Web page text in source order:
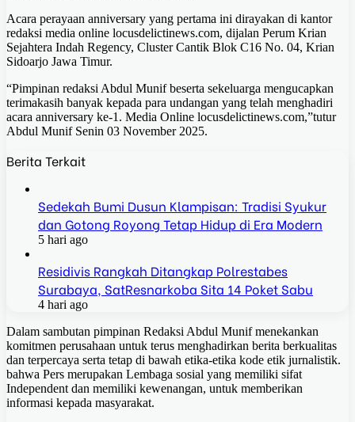
Acara perayaan anniversary yang pertama ini dirayakan di kantor
redaksi media online locusdelictinews.com, dijalan Perum Krian
Sejahtera Indah Regency, Cluster Cantik Blok C16 No. 04, Krian
Sidoarjo Jawa Timur.
“Pimpinan redaksi Abdul Munif beserta sekeluarga mengucapkan
terimakasih banyak kepada para undangan yang telah menghadiri
acara anniversary ke-1. Media Online locusdelictinews.com,”tutur
Abdul Munif Senin 03 November 2025.
Berita Terkait
Sedekah Bumi Dusun Klampisan: Tradisi Syukur
dan Gotong Royong Tetap Hidup di Era Modern
5 hari ago
Residivis Rangkah Ditangkap Polrestabes
Surabaya, SatResnarkoba Sita 14 Poket Sabu
4 hari ago
Dalam sambutan pimpinan Redaksi Abdul Munif menekankan
komitmen perusahaan untuk terus menghadirkan berita berkualitas
dan terpercaya serta tetap di bawah etika-etika kode etik jurnalistik.
bahwa Pers merupakan Lembaga sosial yang memiliki sifat
Independent dan memiliki kewenangan, untuk memberikan
informasi kepada masyarakat.